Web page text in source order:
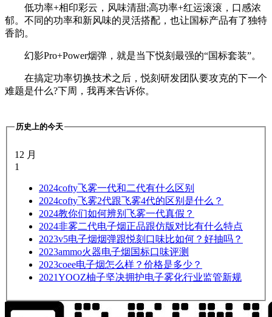
低功率+相印彩云，风味清甜;高功率+红运滚滚，口感浓
郁。不同的功率和新风味的灵活搭配，也让国标产品有了独特
香韵。
幻影Pro+Power烟弹，就是当下悦刻最强的“国标套装”。
在搞定功率切换技术之后，悦刻研发团队要攻克的下一个
难题是什么?下周，我再来告诉你。
历史上的今天
12 月
1
2024cofty飞雾一代和二代有什么区别
2024cofty飞雾2代跟飞雾4代的区别是什么？
2024教你们如何辨别飞雾一代真假？
2024非雾二代电子烟正品跟仿版对比有什么特点
2023v5电子烟烟弹跟悦刻口味比如何？好抽吗？
2023ammo火器电子烟国标口味评测
2023coee电子烟怎么样？价格是多少？
2021YOOZ柚子坚决拥护电子雾化行业监管新规